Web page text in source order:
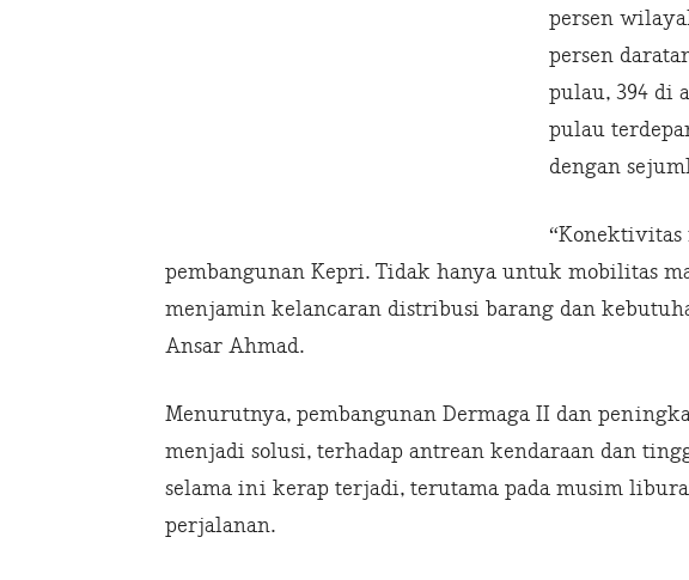
persen
persen
pulau, 394 di
pulau
dengan
pembangunan Kepri. Tidak hanya untuk mobilitas
menjamin kelancaran distribusi barang dan
Ansar Ahmad.
Menurutnya, pembangunan Dermaga II dan
menjadi solusi, terhadap antrean kendaraan dan
selama ini kerap terjadi, terutama pada musim
perjalanan.